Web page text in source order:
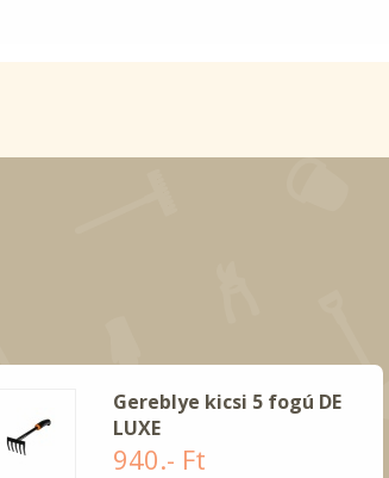
Gereblye kicsi 5 fogú DE
LUXE
940.- Ft